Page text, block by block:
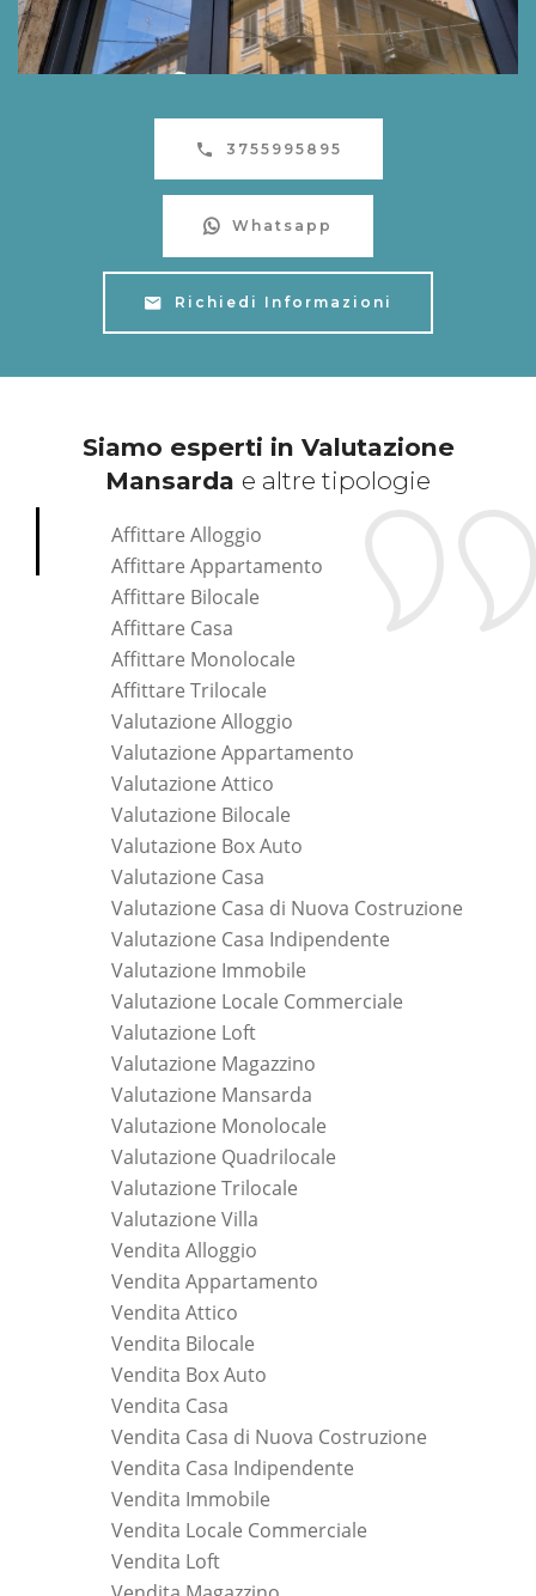
3755995895
Whatsapp
Richiedi Informazioni
Siamo esperti in Valutazione
Mansarda e altre tipologie
Affittare Alloggio
Affittare Appartamento
Affittare Bilocale
Affittare Casa
Affittare Monolocale
Affittare Trilocale
Valutazione Alloggio
Valutazione Appartamento
Valutazione Attico
Valutazione Bilocale
Valutazione Box Auto
Valutazione Casa
Valutazione Casa di Nuova Costruzione
Valutazione Casa Indipendente
Valutazione Immobile
Valutazione Locale Commerciale
Valutazione Loft
Valutazione Magazzino
Valutazione Mansarda
Valutazione Monolocale
Valutazione Quadrilocale
Valutazione Trilocale
Valutazione Villa
Vendita Alloggio
Vendita Appartamento
Vendita Attico
Vendita Bilocale
Vendita Box Auto
Vendita Casa
Vendita Casa di Nuova Costruzione
Vendita Casa Indipendente
Vendita Immobile
Vendita Locale Commerciale
Vendita Loft